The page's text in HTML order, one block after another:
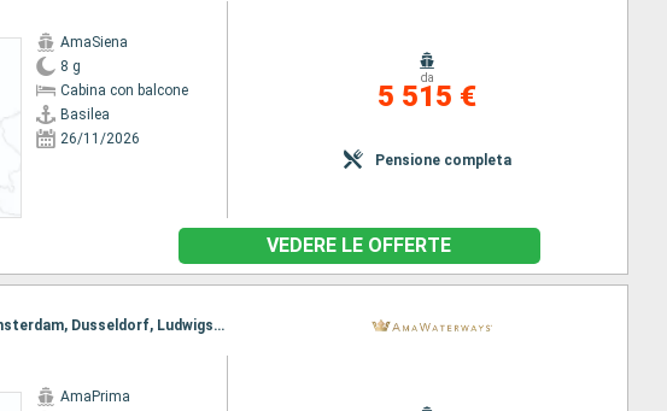
AmaSiena
8 g
Cabina con balcone
Basilea
26/11/2026
da
5 515 €
Pensione completa
VEDERE LE OFFERTE
Itinerario : Basilea, Amsterdam, Breisach, Amsterdam, Utrecht, Strasburgo, Amsterdam, Dusseldorf, Ludwigshafen, Rhine Gorge, Rudesheim, Ludwigshafen, Rudesheim, Rhine Gorge, Lahnstein, Dusseldorf, Strasburgo, Utrecht, Breisach, Amsterdam, Basilea
AmaPrima